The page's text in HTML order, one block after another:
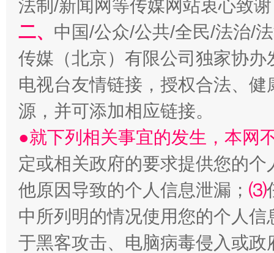
揭开“小金库”的免责幌子
受贿1.44亿！段成刚被判无期 从幼
法制/新闻网等传媒网站衷心致
二、 中国/公众/公共/全民/法治/
传媒（北京）有限公司独家协
电视台友情链接，授权合法、
源，并可添加相应链接。
●就下列相关事宜的发生，本网
定或相关政府的要求提供您的个
他原因导致的个人信息泄漏； ⑶
中所列明的情况使用您的个人
于黑客攻击、电脑病毒侵入或